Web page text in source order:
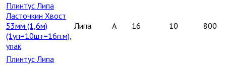
Плинтус Липа
Ласточкин Хвост
53мм (1,6м)
(1уп=10шт=16п.м),
упак
Липа A 16 10 800
Плинтус Липа